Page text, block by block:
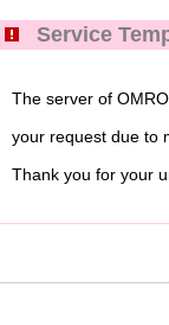
Service
The server of
your request due to
Thank you for your